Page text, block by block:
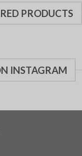
PRODUCTS
INSTAGRAM